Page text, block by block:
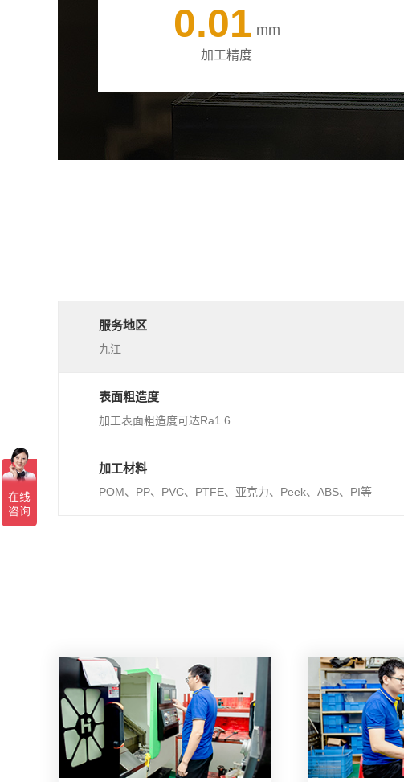
0.01 mm
加工精度
服务地区
九江
表面粗造度
加工表面粗造度可达Ra1.6
加工材料
POM、PP、PVC、PTFE、亚克力、Peek、ABS、PI等